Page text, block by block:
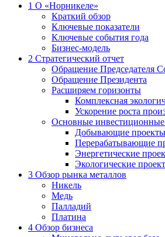
1 О «Норникеле»
Краткий обзор
Ключевые показатели
Ключевые события года
Бизнес-модель
2 Стратегический отчет
Обращение Председателя
Обращение Президента
Расширяем горизонты
Комплексная
Ускорение роста
Основные
Добывающие проекты
Перерабатывающие
Энергетические
Экологические
3 Обзор рынка металлов
Никель
Медь
Палладий
Платина
4 Обзор бизнеса